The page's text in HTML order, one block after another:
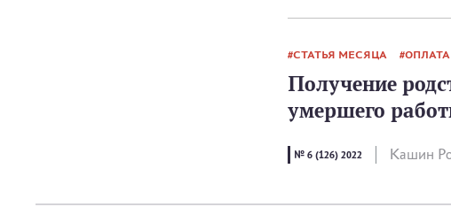
СТАТЬЯ МЕСЯЦА ОПЛАТА
Получение
умершего
№ 6 (126) 2022 Кашин